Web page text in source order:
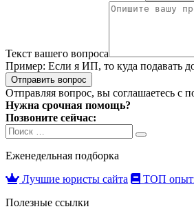
Текст вашего вопроса
Пример: Если я ИП, то куда подавать
Отправить вопрос
Отправляя вопрос, вы соглашаетесь с
Нужна срочная помощь?
Позвоните сейчас:
Search
for:
Search
Еженедельная подборка
Лучшие юристы сайта
ТОП
Полезные ссылки